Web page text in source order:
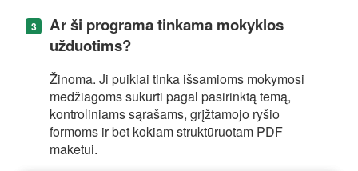
Ar ši programa tinkama mokyklos
užduotims?
Žinoma. Ji puikiai tinka išsamioms mokymosi
medžiagoms sukurti pagal pasirinktą temą,
kontroliniams sąrašams, grįžtamojo ryšio
formoms ir bet kokiam struktūruotam PDF
maketui.